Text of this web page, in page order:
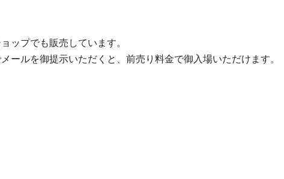
ップでも販売しています。
ールを御提示いただくと、前売り料金で御入場いただけます。